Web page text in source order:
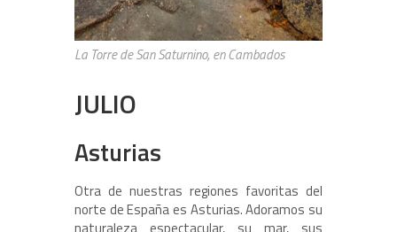
La Torre de San Saturnino, en Cambados
JULIO
Asturias
Otra de nuestras regiones favoritas del
norte de España es Asturias. Adoramos su